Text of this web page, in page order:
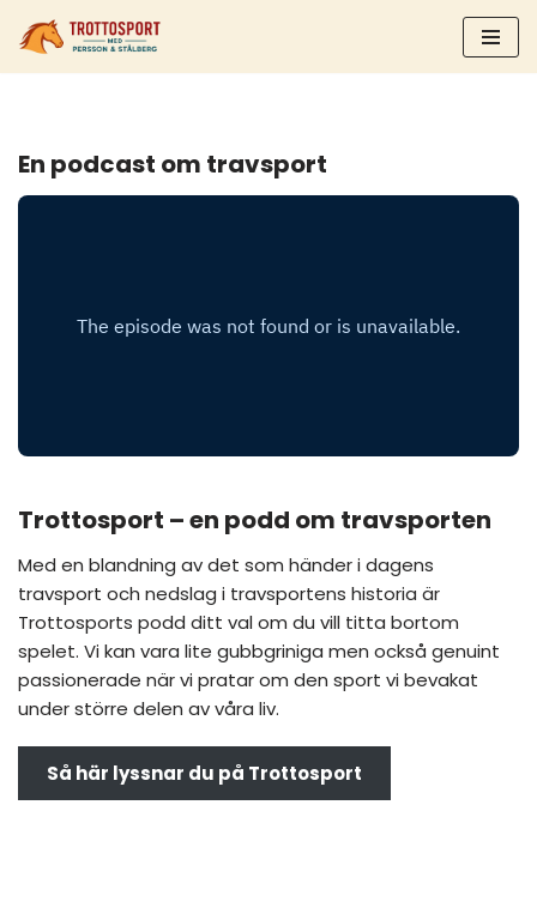
En podcast om travsport
Trottosport – en podd om travsporten
Med en blandning av det som händer i dagens
travsport och nedslag i travsportens historia är
Trottosports podd ditt val om du vill titta bortom
spelet. Vi kan vara lite gubbgriniga men också genuint
passionerade när vi pratar om den sport vi bevakat
under större delen av våra liv.
Så här lyssnar du på Trottosport